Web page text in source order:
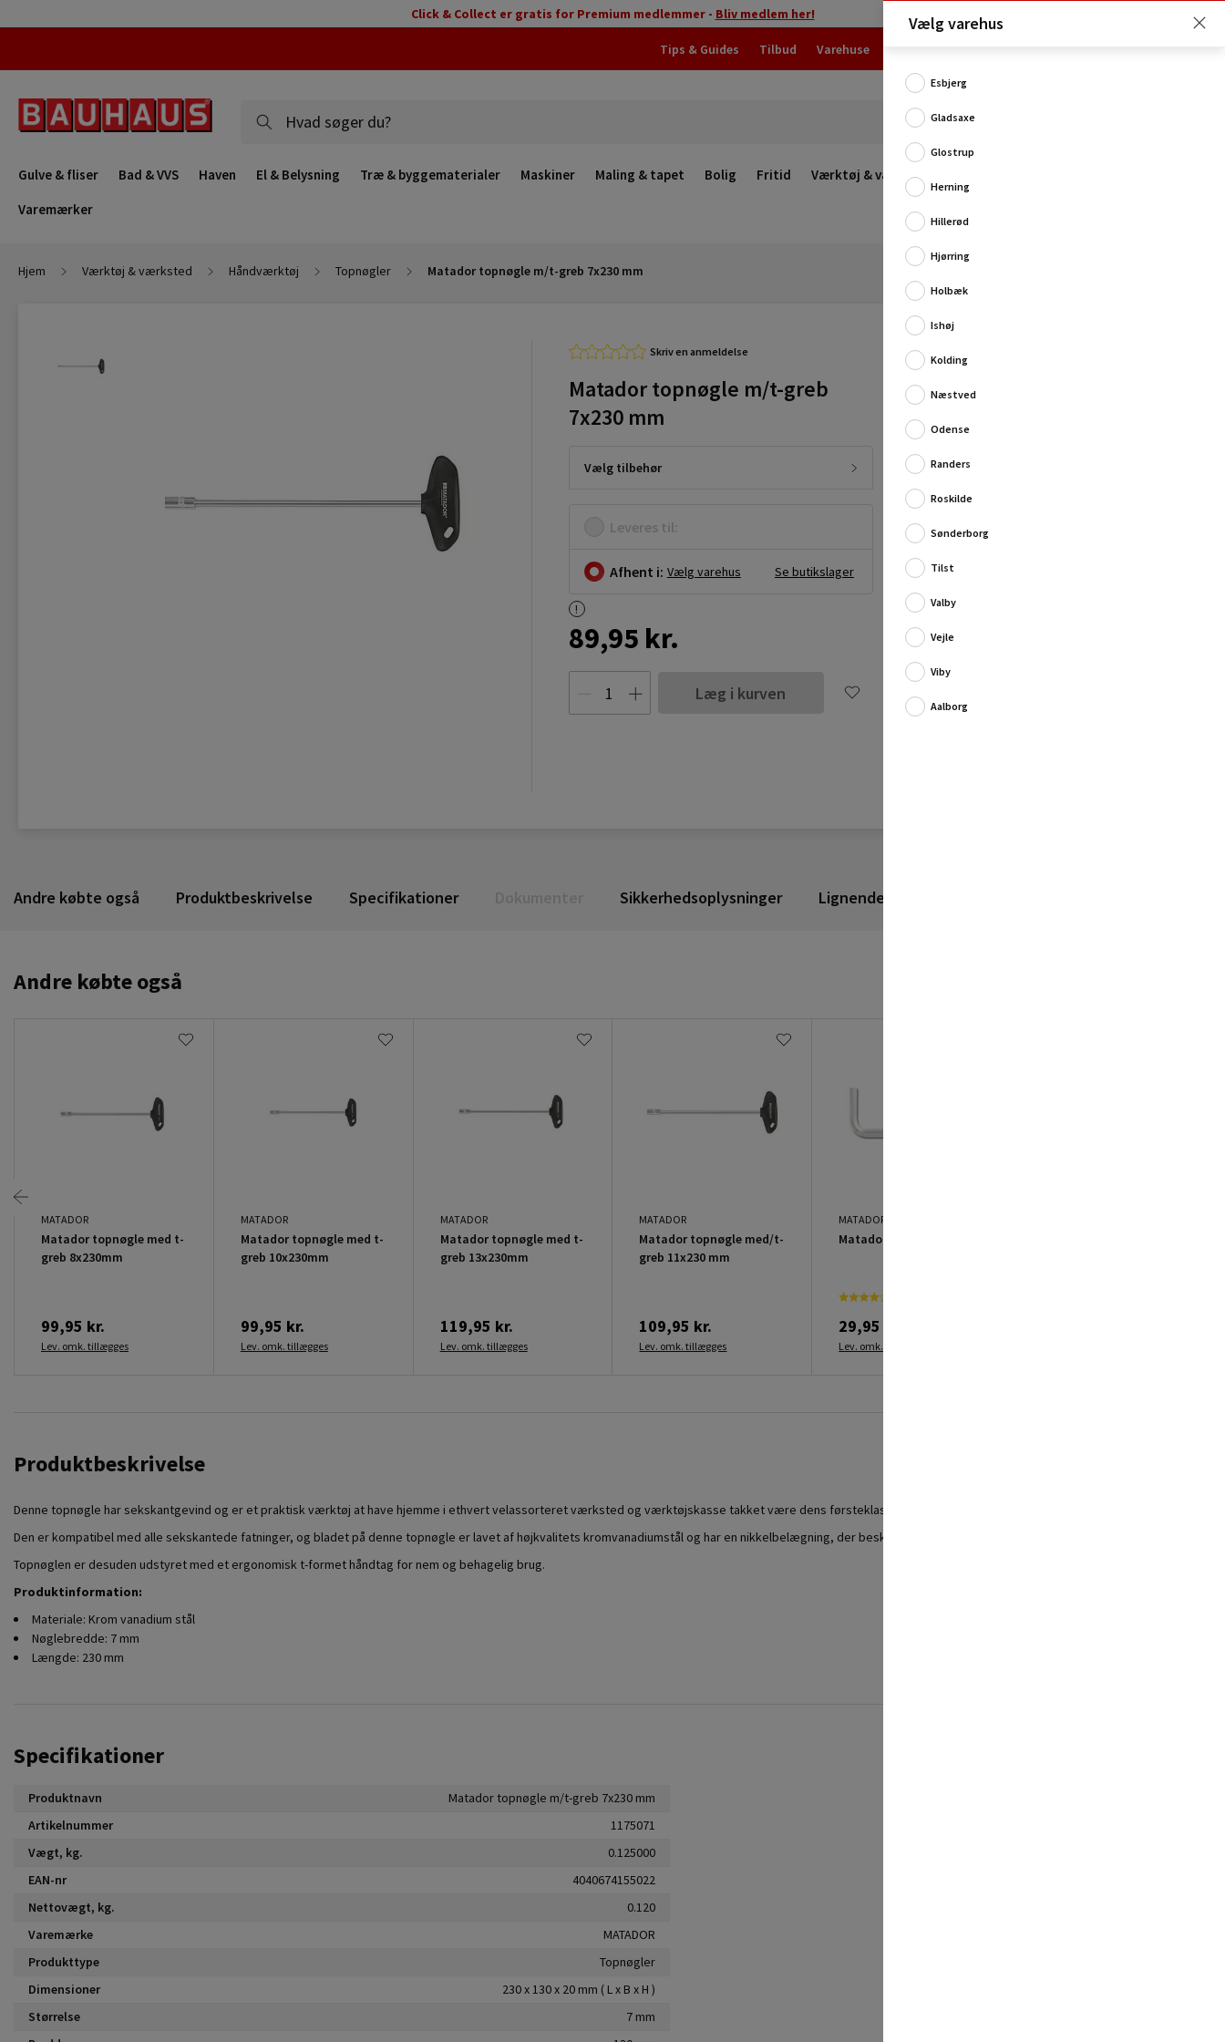
Click & Collect er gratis for Premium medlemmer - Bliv medlem her!
Tips & Guides Tilbud Varehuse
Gulve & fliser Bad & VVS Haven El & Belysning Træ & byggematerialer Maskiner Maling & tapet Bolig Fritid Værktøj & værksted
Varemærker
Hjem Værktøj & værksted Håndværktøj Topnøgler Matador topnøgle m/t-greb 7x230 mm
Skriv en anmeldelse
Matador topnøgle m/t-greb
7x230 mm
Vælg tilbehør
Leveres til:
Afhent i: Vælg varehus Se butikslager
89,95 kr.
Læg i kurven
værktøj at have hjemme i ethvert velassorteret
Fuld produktbeskrivelse
Andre købte også Produktbeskrivelse Specifikationer Sikkerhedsoplysninger Lignende produkter
Andre købte også
MATADOR
Matador topnøgle med t-
greb 8x230mm
99,95 kr.
Lev. omk. tillægges
MATADOR
Matador topnøgle med t-
greb 10x230mm
99,95 kr.
Lev. omk. tillægges
MATADOR
Matador topnøgle med t-
greb 13x230mm
119,95 kr.
Lev. omk. tillægges
MATADOR
Matador topnøgle med/t-
greb 11x230 mm
109,95 kr.
Lev. omk. tillægges
MATADOR
Matador unbrako 7 mm
29,95 kr.
Lev. omk. tillægges
Produktbeskrivelse
Denne topnøgle har sekskantgevind og er et praktisk værktøj at have hjemme i ethvert velassorteret værksted og værktøjskasse takket være dens førsteklasses kvalitet og enkle, praktiske brug.
Den er kompatibel med alle sekskantede fatninger, og bladet på denne topnøgle er lavet af højkvalitets kromvanadiumstål og har en nikkelbelægning, der beskytter værktøjet mod rust.
Topnøglen er desuden udstyret med et ergonomisk t-formet håndtag for nem og behagelig brug.
Produktinformation:
Materiale: Krom vanadium stål
Nøglebredde: 7 mm
Længde: 230 mm
Specifikationer
Produktnavn
Matador topnøgle m/t-greb 7x230 mm
Artikelnummer
1175071
Vægt, kg.
0.125000
EAN-nr
4040674155022
Nettovægt, kg.
0.120
Varemærke
MATADOR
Produkttype
Topnøgler
Dimensioner
230 x 130 x 20 mm ( L x B x H )
Størrelse
7 mm
Vælg varehus
Esbjerg
Gladsaxe
Glostrup
Herning
Hillerød
Hjørring
Holbæk
Ishøj
Kolding
Næstved
Odense
Randers
Roskilde
Sønderborg
Tilst
Valby
Vejle
Viby
Aalborg